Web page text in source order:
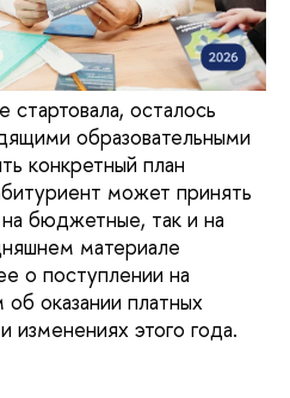
осталось
образовательными
конкретный план
может принять
бюджетные, так и на
материале
о поступлении на
оказании платных
изменениях этого года.